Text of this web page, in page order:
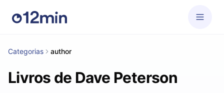
Categorias author
Livros de Dave Peterson